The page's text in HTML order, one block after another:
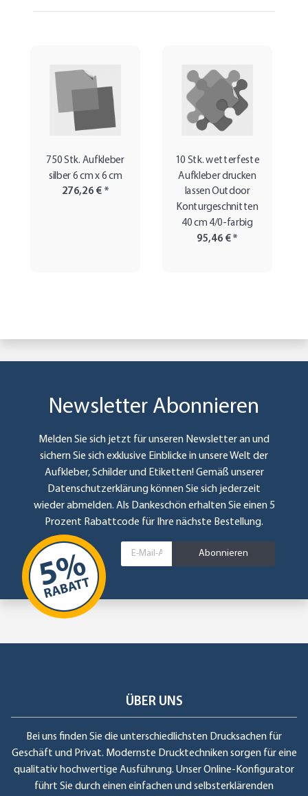
750 Stk. Aufkleber
silber 6 cm x 6 cm
276,26 € *
10 Stk. wetterfeste
Aufkleber drucken
lassen Outdoor
Konturgeschnitten
40 cm 4/0-farbig
95,46 €*
Newsletter Abonnieren
Melden Sie sich jetzt für unseren Newsletter an und
sichern Sie sich exklusive Einblicke in unsere Welt der
Aufkleber, Schilder und Etiketten! Gemäß unserer
Datenschutzerklärung können Sie sich jederzeit
wieder abmelden. Als Dankeschön erhalten Sie einen 5
Prozent Rabattcode für Ihre nächste Bestellung.
Abonnieren
ÜBER UNS
Bei uns finden Sie die unterschiedlichsten Drucksachen für
Geschäft und Privat. Modernste Drucktechniken sorgen für eine
qualitativ hochwertige Ausführung. Unser Online-Konfigurator
führt Sie durch einen einfachen und selbsterklärenden